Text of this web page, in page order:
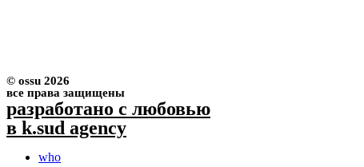
© ossu 2026
все права защищены
разработано с любовью
в k.sud agency
who